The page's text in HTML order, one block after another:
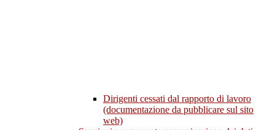
Dirigenti cessati dal rapporto di lavoro
(documentazione da pubblicare sul sito
web)